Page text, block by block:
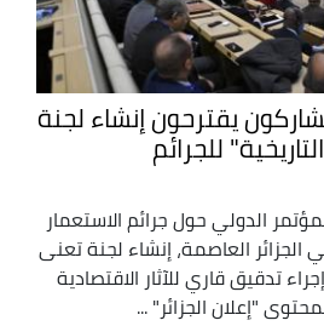
يقترحون إنشاء لجنة
للجرائم
الدولي حول جرائم الاستعمار
العاصمة، إنشاء لجنة تعنى
تدقيق قاري للآثار الاقتصادية
"إعلان الجزائر" ...